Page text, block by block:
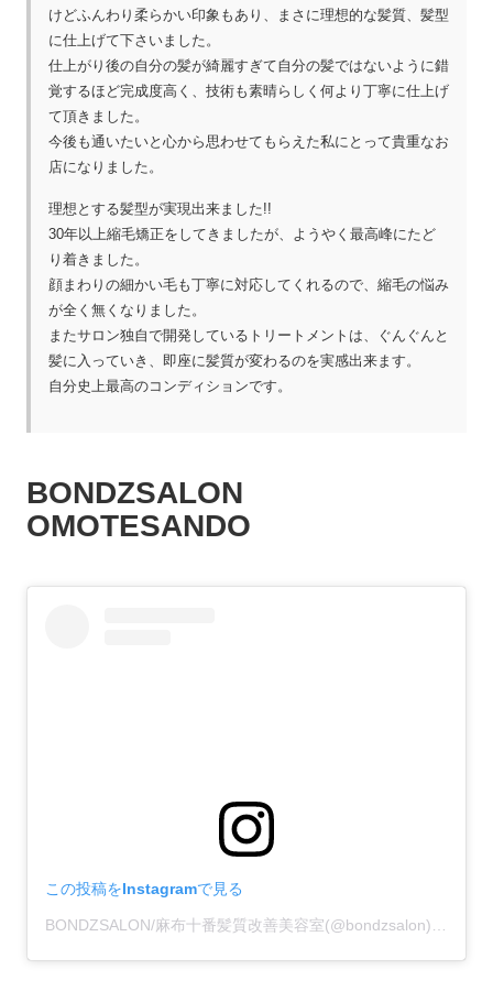
けどふんわり柔らかい印象もあり、まさに理想的な髪質、髪型
に仕上げて下さいました。
仕上がり後の自分の髪が綺麗すぎて自分の髪ではないように錯
覚するほど完成度高く、技術も素晴らしく何より丁寧に仕上げ
て頂きました。
今後も通いたいと心から思わせてもらえた私にとって貴重なお
店になりました。
理想とする髪型が実現出来ました!!
30年以上縮毛矯正をしてきましたが、ようやく最高峰にたど
り着きました。
顔まわりの細かい毛も丁寧に対応してくれるので、縮毛の悩み
が全く無くなりました。
またサロン独自で開発しているトリートメントは、ぐんぐんと
髪に入っていき、即座に髪質が変わるのを実感出来ます。
自分史上最高のコンディションです。
BONDZSALON
OMOTESANDO
この投稿をInstagramで見る
BONDZSALON/麻布十番髪質改善美容室(@bondzsalon)がシェアした投稿